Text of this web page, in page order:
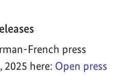
French press
2025 here: Open press